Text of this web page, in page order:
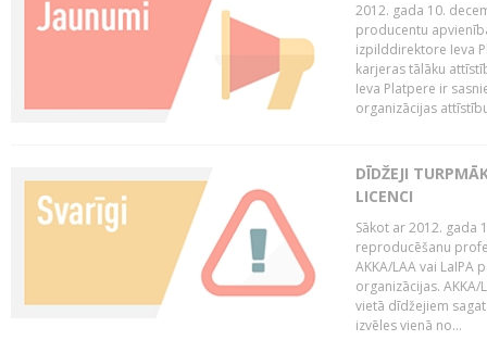
2012. gada 10.
producentu
izpilddirektore Ieva
karjeras tālāku
Ieva Platpere ir
organizācijas
DĪDŽEJI
LICENCI
Sākot ar 2012. gada
reproducēšanu
AKKA/LAA vai LaIPA
organizācijas.
vietā dīdžejiem
izvēles vienā no...